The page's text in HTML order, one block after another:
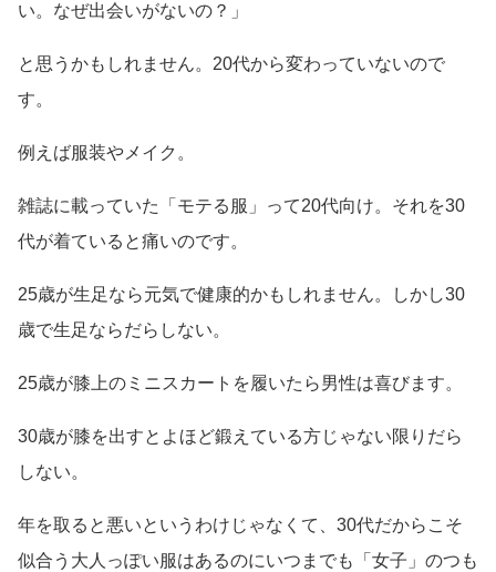
い。なぜ出会いがないの？」
と思うかもしれません。20代から変わっていないので
す。
例えば服装やメイク。
雑誌に載っていた「モテる服」って20代向け。それを30
代が着ていると痛いのです。
25歳が生足なら元気で健康的かもしれません。しかし30
歳で生足ならだらしない。
25歳が膝上のミニスカートを履いたら男性は喜びます。
30歳が膝を出すとよほど鍛えている方じゃない限りだら
しない。
年を取ると悪いというわけじゃなくて、30代だからこそ
似合う大人っぽい服はあるのにいつまでも「女子」のつも